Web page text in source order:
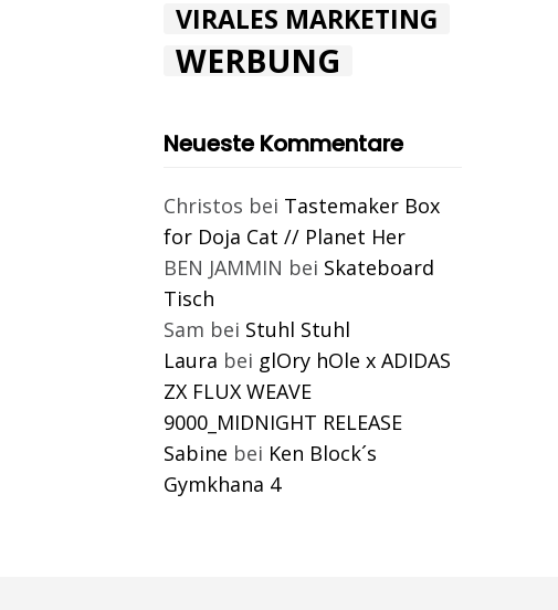
VIRALES MARKETING
WERBUNG
Neueste Kommentare
Christos bei Tastemaker Box
for Doja Cat // Planet Her
BEN JAMMIN bei Skateboard
Tisch
Sam bei Stuhl Stuhl
Laura bei glOry hOle x ADIDAS
ZX FLUX WEAVE
9000_MIDNIGHT RELEASE
Sabine bei Ken Block´s
Gymkhana 4